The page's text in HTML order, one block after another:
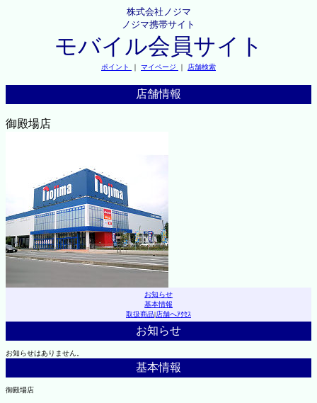
株式会社ノジマ
ノジマ携帯サイト
モバイル会員サイト
ポイント ｜ マイページ ｜ 店舗検索
店舗情報
御殿場店
お知らせ
基本情報
取扱商品|店舗へｱｸｾｽ
お知らせ
お知らせはありません。
基本情報
御殿場店